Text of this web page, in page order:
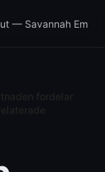
— Savannah Em